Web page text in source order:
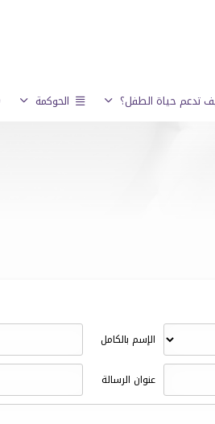
تدعم حياة الطفل؟ الحوكمة
الإسم بالكامل
عنوان الرسالة